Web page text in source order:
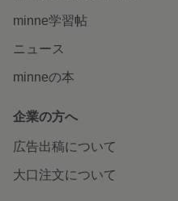
minne学習帖
ニュース
minneの本
企業の方へ
広告出稿について
大口注文について